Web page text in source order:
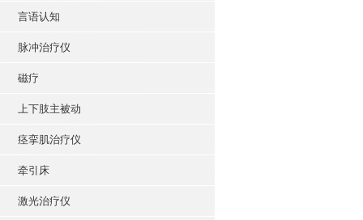
言语认知
脉冲治疗仪
磁疗
上下肢主被动
痉挛肌治疗仪
牵引床
激光治疗仪